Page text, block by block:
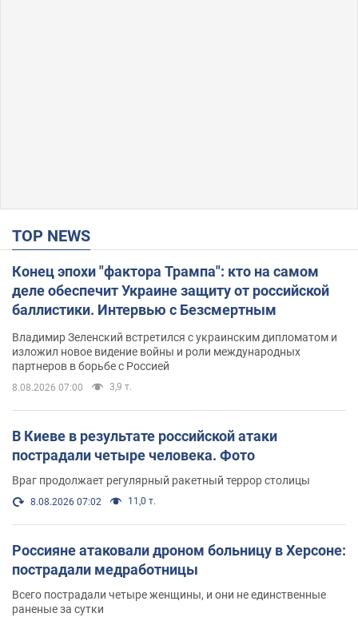
TOP NEWS
Конец эпохи "фактора Трампа": кто на самом
деле обеспечит Украине защиту от российской
баллистики. Интервью с Безсмертным
Владимир Зеленский встретился с украинским дипломатом и
изложил новое видение войны и роли международных
партнеров в борьбе с Россией
8.08.2026 07:00 3,9 т.
В Киеве в результате российской атаки
пострадали четыре человека. Фото
Враг продолжает регулярный ракетный террор столицы
8.08.2026 07:02 11,0 т.
Россияне атаковали дроном больницу в Херсоне:
пострадали медработницы
Всего пострадали четыре женщины, и они не единственные
раненые за сутки